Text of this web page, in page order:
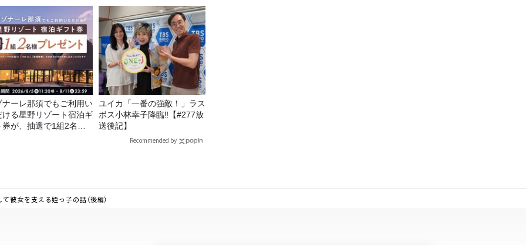
ナーレ那須でもご利用い
ける星野リゾート宿泊ギ
券が、抽選で1組2名様
ユイカ「一番の強敵！」ラス
ボス小林幸子降臨‼【#277放
送後記】
Recommended by
彼女を支える姪っ子の話（後編）